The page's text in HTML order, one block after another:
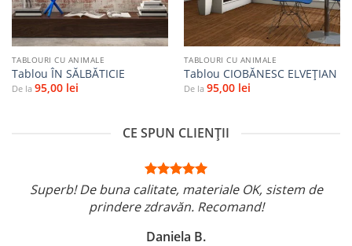
TABLOURI CU ANIMALE
Tablou ÎN SĂLBĂTICIE
De la 95,00 lei
TABLOURI CU ANIMALE
Tablou CIOBĂNESC ELVEȚIAN
De la 95,00 lei
CE SPUN CLIENȚII
Superb! De buna calitate, materiale OK, sistem de
prindere zdravăn. Recomand!
Daniela B.